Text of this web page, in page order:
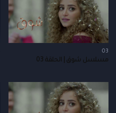
03
مسلسل شوق | الحلقة 03